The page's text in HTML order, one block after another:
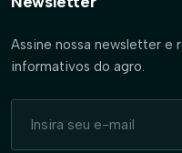
Assine nossa newsletter e
informativos do agro.